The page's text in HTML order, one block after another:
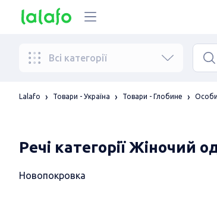
Всі категорії
Lalafo Товари - Україна Товари - Глобине
Речі категорії Жіночий
Новопокровка